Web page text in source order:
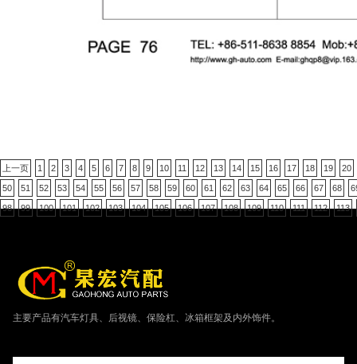
上一页 1 2 3 4 5 6 7 8 9 10 11 12 13 14 15 16 17 18 19 20
50 51 52 53 54 55 56 57 58 59 60 61 62 63 64 65 66 67 68
98 99 100 101 102 103 104 105 106 107 108 109 110 111 112 113
主要产品有汽车灯具、后视镜、保险杠、冰箱框架及内外饰件。